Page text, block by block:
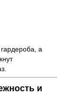
а
и